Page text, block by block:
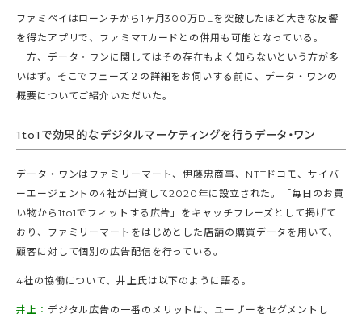
ファミペイはローンチから1ヶ月300万DLを突破したほど大きな反響
を得たアプリで、ファミマTカードとの併用も可能となっている。
一方、データ・ワンに関してはその存在もよく知らないという方が多
いはず。そこでフェーズ２の詳細をお伺いする前に、データ・ワンの
概要についてご紹介いただいた。
1to1で効果的なデジタルマーケティングを行うデータ・ワン
データ・ワンはファミリーマート、伊藤忠商事、NTTドコモ、サイバ
ーエージェントの4社が出資して2020年に設立された。「毎日のお買
い物から1to1でフィットする広告」をキャッチフレーズとして掲げて
おり、ファミリーマートをはじめとした店舗の購買データを用いて、
顧客に対して個別の広告配信を行っている。
4社の協働について、井上氏は以下のように語る。
井上： デジタル広告の一番のメリットは、ユーザーをセグメントし